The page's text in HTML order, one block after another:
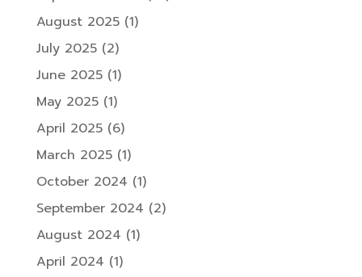
August 2025(1)
July 2025(2)
June 2025(1)
May 2025(1)
April 2025(6)
March 2025(1)
October 2024 (1)
September 2024 (2)
August 2024 (1)
April 2024 (1)